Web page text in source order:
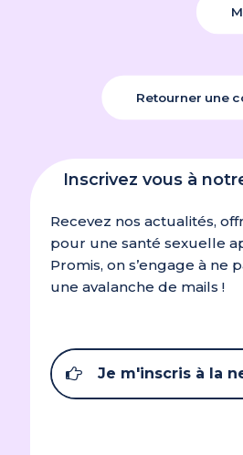
Retourner une
Inscrivez vous à
Recevez nos actualités,
pour une santé sexuelle
Promis, on s’engage à ne
une avalanche de mails !
Je m'inscris à la